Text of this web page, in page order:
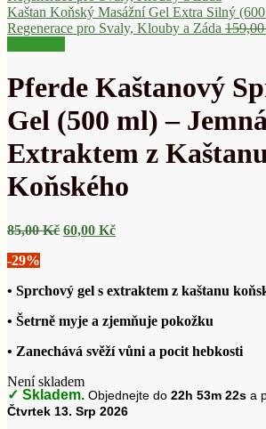
Kaštan Koňský Masážní Gel Extra Silný
Regenerace pro Svaly, Klouby a Záda
Pferde Kaštanový
Gel (500 ml) –
Extraktem z
Koňského
85,00Kč Původní
60,00 KčAktuální
-29%
• Sprchový gel s extraktem z kaštanu
• Šetrně myje a zjemňuje pokožku
• Zanechává svěží vůni a pocit hebkosti
Není skladem
✓ Skladem. Objednejte do 22h 53m 21s a
Čtvrtek 13. Srp 2026